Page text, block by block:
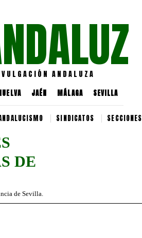
ANDALUZA
JAÉN MÁLAGA SEVILLA
SINDICATOS SECCIONES
DE
de Sevilla.